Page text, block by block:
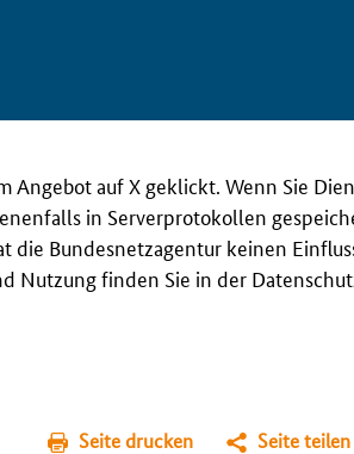
Angebot auf X geklickt. Wenn Sie
in Serverprotokollen
die Bundesnetzagentur keinen
Nutzung finden Sie in der
Seite drucken Seite teilen